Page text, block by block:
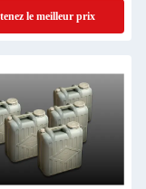
le meilleur prix